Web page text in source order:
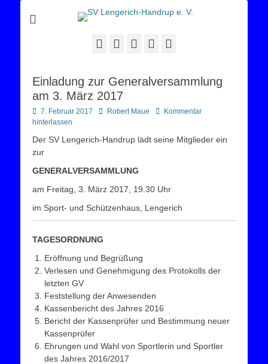
SV Lengerich-
Handrup e. V.
Sportverein Lengerich Handrup
Facebook
Twitter YouTube
Einladung zur Generalversammlung
am 3. März 2017
Posted
on
7. Februar 2017 AutorRobert Maue
Kommentar
hinterlassen
Der SV Lengerich-Handrup lädt seine Mitglieder ein
zur
GENERALVERSAMMLUNG
am Freitag, 3. März 2017, 19.30 Uhr
im Sport- und Schützenhaus, Lengerich
TAGESORDNUNG
Eröffnung und Begrüßung
Verlesen und Genehmigung des Protokolls der
letzten GV
Feststellung der Anwesenden
Kassenbericht des Jahres 2016
Bericht der Kassenprüfer und Bestimmung neuer
Kassenprüfer
Ehrungen und Wahl von Sportlerin und Sportler
des Jahres 2016/2017